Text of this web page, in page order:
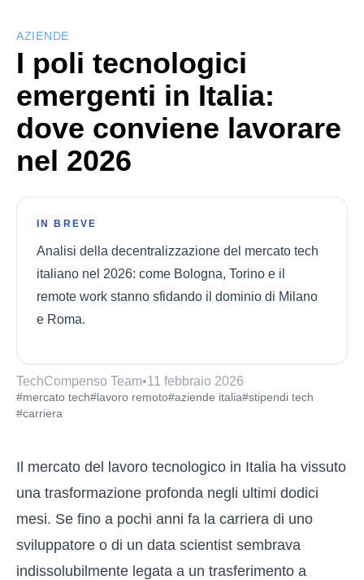
AZIENDE
I poli tecnologici
emergenti in Italia:
dove conviene lavorare
nel 2026
IN BREVE
Analisi della decentralizzazione del mercato tech
italiano nel 2026: come Bologna, Torino e il
remote work stanno sfidando il dominio di Milano
e Roma.
TechCompenso Team•11 febbraio 2026
#mercato tech#lavoro remoto#aziende italia#stipendi tech
#carriera
Il mercato del lavoro tecnologico in Italia ha vissuto
una trasformazione profonda negli ultimi dodici
mesi. Se fino a pochi anni fa la carriera di uno
sviluppatore o di un data scientist sembrava
indissolubilmente legata a un trasferimento a